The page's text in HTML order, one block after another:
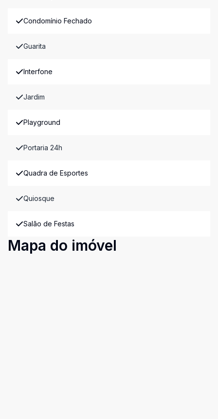
Condomínio Fechado
Guarita
Interfone
Jardim
Playground
Portaria 24h
Quadra de Esportes
Quiosque
Salão de Festas
Mapa do imóvel